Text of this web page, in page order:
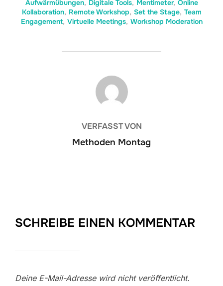
Aufwärmübungen, Digitale Tools, Mentimeter, Online
Kollaboration, Remote Workshop, Set the Stage, Team
Engagement, Virtuelle Meetings, Workshop Moderation
BEITRAGSAUTOR
VERFASST VON
Methoden Montag
SCHREIBE EINEN KOMMENTAR
Deine E-Mail-Adresse wird nicht veröffentlicht.